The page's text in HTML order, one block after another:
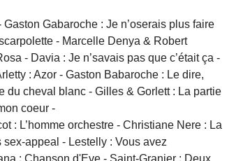
Gabaroche : Je n’oserais plus faire
- Marcelle Denya & Robert
- Davia : Je n’savais pas que c’était ça -
: Azor - Gaston Babaroche : Le dire,
du cheval blanc - Gilles & Gorlett : La partie
coeur -
: L’homme orchestre - Christiane Nere : La
appeal - Lestelly : Vous avez
: Chanson d'Eve - Saint-Granier : Deux